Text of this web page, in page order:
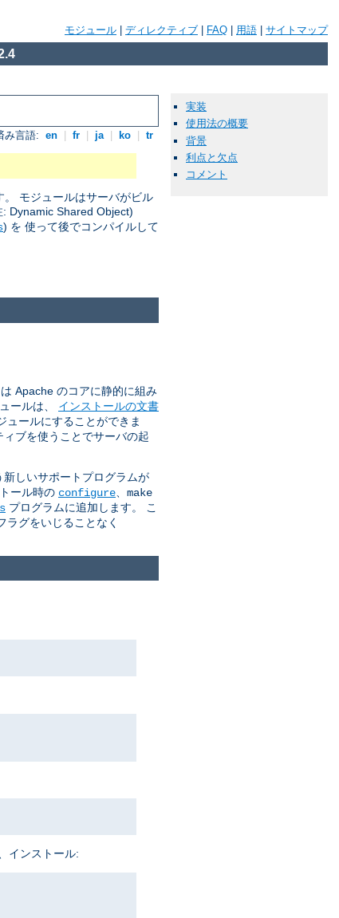
モジュール ディレクティブ FAQ 用語 サイトマップ
み言語: en fr ja ko tr
モジュールはサーバがビル
Dynamic Shared Object)
) を 使って後でコンパイルして
実装
使用法の概要
背景
利点と欠点
コメント
Apache のコアに静的に組み
ールは、 インストールの文書
ュールにすることができま
ィブを使うことでサーバの起
新しいサポートプログラムが
ール時の configure
make
プログラムに追加します。 こ
グをいじることなく
インストール: